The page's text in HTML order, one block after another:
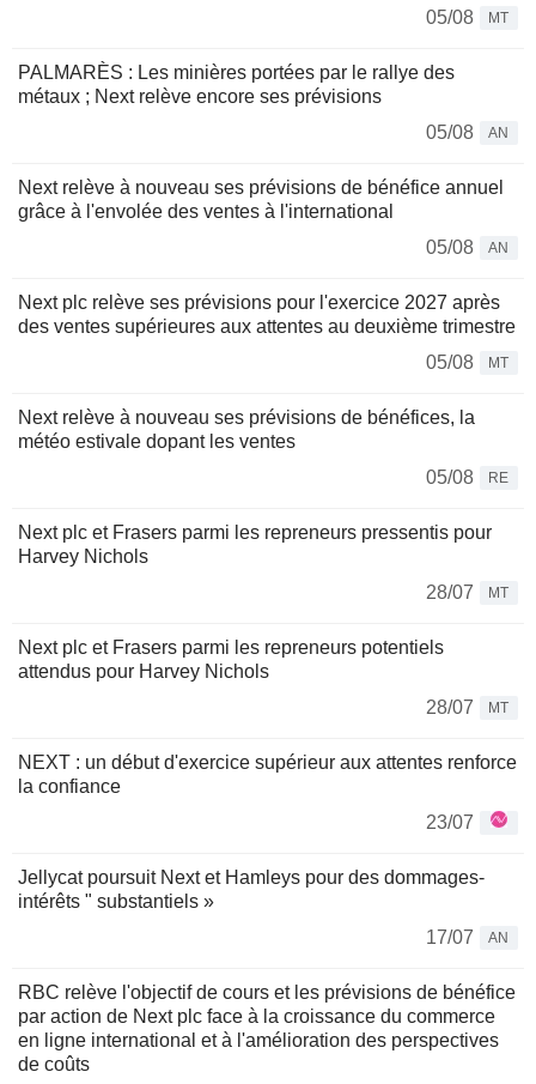
05/08
MT
PALMARÈS : Les minières portées par le rallye des
métaux ; Next relève encore ses prévisions
05/08
AN
Next relève à nouveau ses prévisions de bénéfice annuel
grâce à l'envolée des ventes à l'international
05/08
AN
Next plc relève ses prévisions pour l'exercice 2027 après
des ventes supérieures aux attentes au deuxième trimestre
05/08
MT
Next relève à nouveau ses prévisions de bénéfices, la
météo estivale dopant les ventes
05/08
RE
Next plc et Frasers parmi les repreneurs pressentis pour
Harvey Nichols
28/07
MT
Next plc et Frasers parmi les repreneurs potentiels
attendus pour Harvey Nichols
28/07
MT
NEXT : un début d'exercice supérieur aux attentes renforce
la confiance
23/07
Jellycat poursuit Next et Hamleys pour des dommages-
intérêts " substantiels »
17/07
AN
RBC relève l'objectif de cours et les prévisions de bénéfice
par action de Next plc face à la croissance du commerce
en ligne international et à l'amélioration des perspectives
de coûts